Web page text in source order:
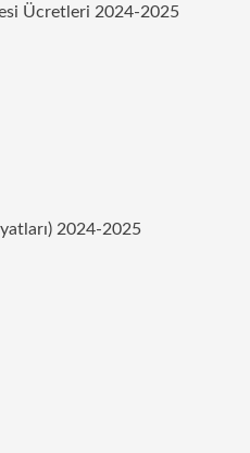
Ücretleri 2024-2025
2024-2025